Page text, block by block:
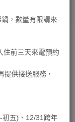
，數量有限請來
住前三天來電預約
提供接送服務，
初五)、12/31跨年